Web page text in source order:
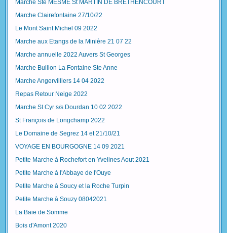
Marche Ste MESME St MARTIN DE BRETHENCOURT
Marche Clairefontaine 27/10/22
Le Mont Saint Michel 09 2022
Marche aux Etangs de la Minière 21 07 22
Marche annuelle 2022 Auvers St Georges
Marche Bullion La Fontaine Ste Anne
Marche Angervilliers 14 04 2022
Repas Retour Neige 2022
Marche St Cyr s/s Dourdan 10 02 2022
St François de Longchamp 2022
Le Domaine de Segrez 14 et 21/10/21
VOYAGE EN BOURGOGNE 14 09 2021
Petite Marche à Rochefort en Yvelines Aout 2021
Petite Marche à l'Abbaye de l'Ouye
Petite Marche à Soucy et la Roche Turpin
Petite Marche à Souzy 08042021
La Baie de Somme
Bois d'Amont 2020